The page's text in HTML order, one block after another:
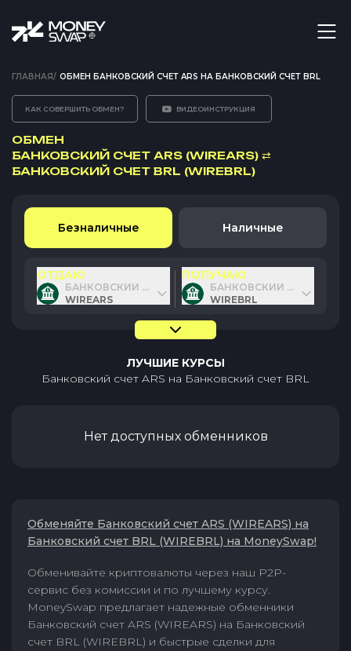
ГЛАВНАЯ/ ОБМЕН БАНКОВСКИЙ СЧЕТ ARS НА БАНКОВСКИЙ СЧЕТ BRL
КАК СОВЕРШИТЬ ОБМЕН? ВИДЕОИНСТРУКЦИЯ
ОБМЕН
БАНКОВСКИЙ СЧЕТ ARS (WIREARS) ⇄
БАНКОВСКИЙ СЧЕТ BRL (WIREBRL)
Безналичные Наличные
ОТДАЮ
БАНКОВСКИЙ СЧЕТ ARS
WIREARS
ПОЛУЧАЮ
БАНКОВСКИЙ СЧЕТ BRL
WIREBRL
ЛУЧШИЕ КУРСЫ
Банковский счет ARS на Банковский счет BRL
Нет доступных обменников
Обменяйте Банковский счет ARS (WIREARS) на
Банковский счет BRL (WIREBRL) на MoneySwap!
Обменивайте криптовалюты через наш P2P-
сервис без комиссии и по лучшему курсу.
MoneySwap предлагает надежные обменники
Банковский счет ARS (WIREARS) на Банковский
счет BRL (WIREBRL) и быстрые сделки для